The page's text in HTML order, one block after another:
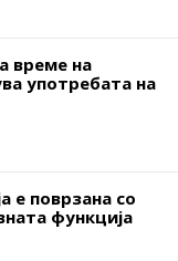
време на
употребата на
е поврзана со
функција